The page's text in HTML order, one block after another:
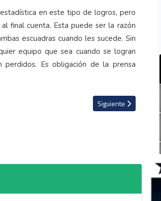
en este tipo de logros, pero
final cuenta. Esta puede ser la razón
escuadras cuando les sucede. Sin
equipo que sea cuando se logran
Es obligación de la prensa
contra Joel Campbell Artículo siguiente:
Siguiente